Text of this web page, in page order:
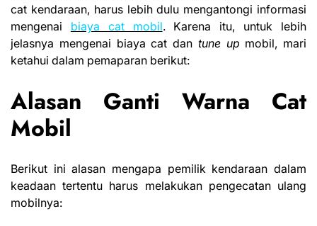
cat kendaraan, harus lebih dulu mengantongi informasi
mengenai biaya cat mobil. Karena itu, untuk lebih
jelasnya mengenai biaya cat dan tune up mobil, mari
ketahui dalam pemaparan berikut:
Alasan Ganti Warna Cat
Mobil
Berikut ini alasan mengapa pemilik kendaraan dalam
keadaan tertentu harus melakukan pengecatan ulang
mobilnya: